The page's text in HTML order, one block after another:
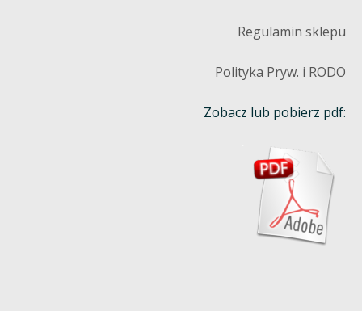
Regulamin sklepu
Polityka Pryw. i RODO
Zobacz lub pobierz pdf: